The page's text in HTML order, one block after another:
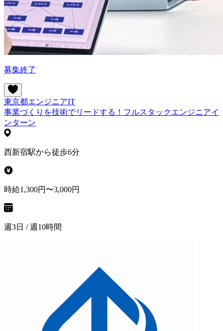
募集終了
東京都エンジニアIT
事業づくりを技術でリードする！フルスタックエンジニアイ
ンターン
西新宿駅から徒歩6分
時給1,300円〜3,000円
週3日 / 週10時間